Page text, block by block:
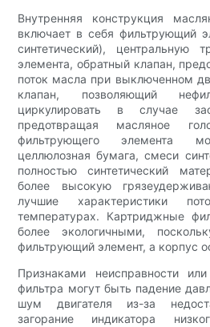
Внутренняя конструкция
включает в себя фильтрующий
синтетический), центральную
элемента, обратный клапан,
поток масла при выключенном
клапан, позволяющий
циркулировать в случае
предотвращая масляное
фильтрующего элемента
целлюлозная бумага, смеси
полностью синтетический
более высокую
лучшие характеристики
температурах. Картриджные
более экологичными,
фильтрующий элемент, а корпус
Признаками неисправности
фильтра могут быть падение
шум двигателя из-за
загорание индикатора